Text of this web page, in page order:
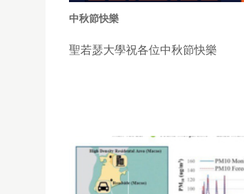
中秋節快樂
聖若瑟大學祝各位中秋節快樂